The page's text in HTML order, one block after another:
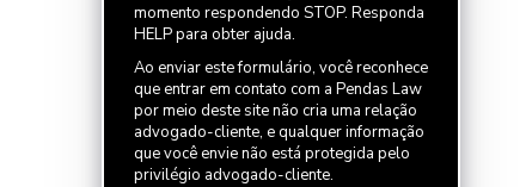
momento respondendo STOP. Responda
HELP para obter ajuda.
Ao enviar este formulário, você reconhece
que entrar em contato com a Pendas Law
por meio deste site não cria uma relação
advogado-cliente, e qualquer informação
que você envie não está protegida pelo
privilégio advogado-cliente.